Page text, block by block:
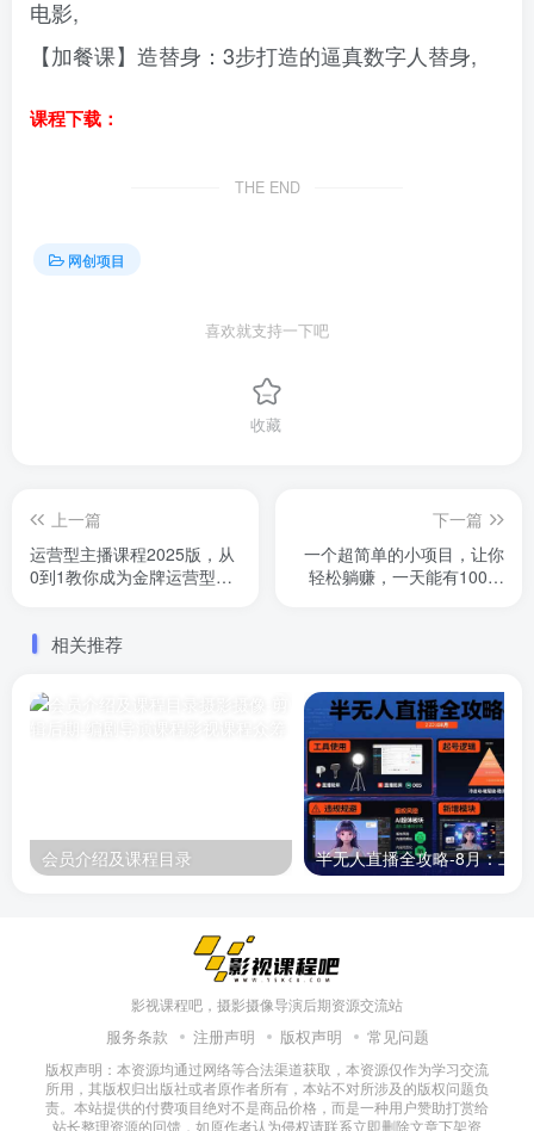
电影,
【加餐课】造替身：3步打造的逼真数字人替身,
课程下载：
THE END
网创项目
喜欢就支持一下吧
收藏
上一篇
运营型主播课程2025版，从
0到1教你成为金牌运营型主
下一篇
一个超简单的小项目，让你
轻松躺赚，一天能有100到
相关推荐
会员介绍及课程目录
影视课程吧，摄影摄像导演后期资源交流站
服务条款 注册声明 版权声明 常见问题
版权声明：本资源均通过网络等合法渠道获取，本资源仅作为学习交流
所用，其版权归出版社或者原作者所有，本站不对所涉及的版权问题负
责。本站提供的付费项目绝对不是商品价格，而是一种用户赞助打赏给
站长整理资源的回馈，如原作者认为侵权请联系立即删除文章下架资